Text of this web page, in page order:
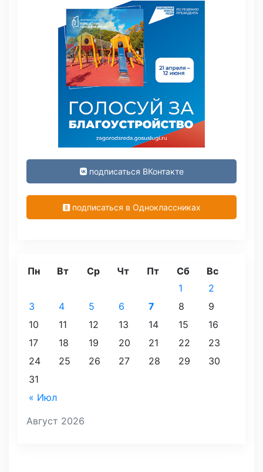
подписаться ВКонтакте
подписаться в Одноклассниках
Август 2026
Пн Вт Ср Чт Пт Сб Вс
« Июл
1
2
3
4 5 6 7 8
9
10
11 12 13 14 15
16
17
18 19 20 21 22
23
24
25 26 27 28 29
30
31